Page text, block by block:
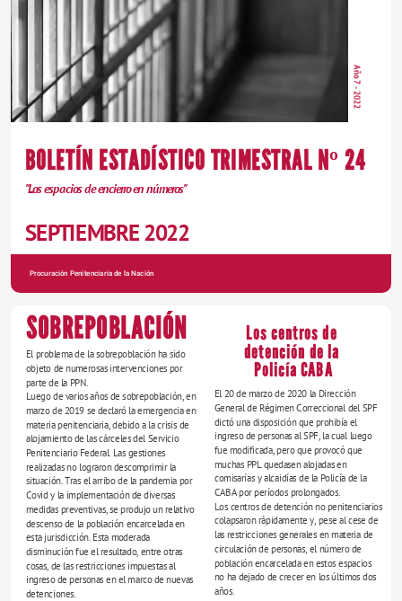
Año 7 - 2022
BOLETÍN ESTADÍSTICO TRIMESTRAL Nº 24
"Los espacios de encierro en números"
SEPTIEMBRE 2022
ANNUAL REPORT
Procuración Penitenciaria de la Nación
SOBREPOBLACIÓN
Los centros de
detención de la
Policía CABA
El problema de la sobrepoblación ha sido
objeto de numerosas intervenciones por
parte de la PPN.
Luego de varios años de sobrepoblación, en
marzo de 2019 se declaró la emergencia en
materia penitenciaria, debido a la crisis de
alojamiento de las cárceles del Servicio
Penitenciario Federal. Las gestiones
realizadas no lograron descomprimir la
situación. Tras el arribo de la pandemia por
Covid y la implementación de diversas
medidas preventivas, se produjo un relativo
descenso de la población encarcelada en
esta jurisdicción. Esta moderada
disminución fue el resultado, entre otras
cosas, de las restricciones impuestas al
ingreso de personas en el marco de nuevas
detenciones.
El 20 de marzo de 2020 la Dirección
General de Régimen Correccional del SPF
dictó una disposición que prohibía el
ingreso de personas al SPF, la cual luego
fue modificada, pero que provocó que
muchas PPL quedasen alojadas en
comisarías y alcaidías de la Policía de la
CABA por períodos prolongados.
Los centros de detención no penitenciarios
colapsaron rápidamente y, pese al cese de
las restricciones generales en materia de
circulación de personas, el número de
población encarcelada en estos espacios
no ha dejado de crecer en los últimos dos
años.